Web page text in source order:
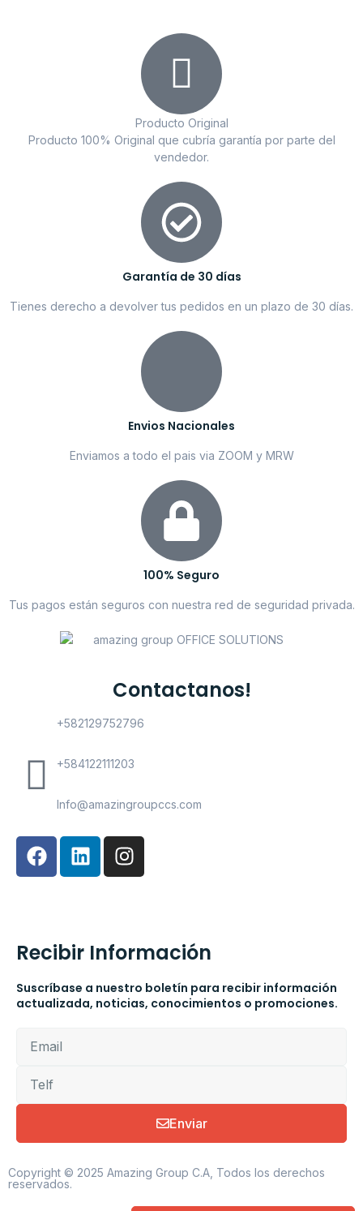
Producto Original
Producto 100% Original que cubría garantía por parte del
vendedor.
Garantía de 30 días
Tienes derecho a devolver tus pedidos en un plazo de 30 días.
Envios Nacionales
Enviamos a todo el pais via ZOOM y MRW
100% Seguro
Tus pagos están seguros con nuestra red de seguridad privada.
Contactanos!
+582129752796
+584122111203
Info@amazingroupccs.com
Recibir Información
Suscríbase a nuestro boletín para recibir información
actualizada, noticias, conocimientos o promociones.
Enviar
Copyright © 2025 Amazing Group C.A, Todos los derechos
reservados.